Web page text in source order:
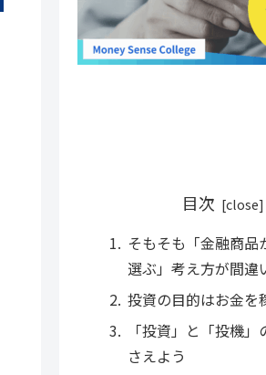
目次
そもそも「金融商品
選ぶ」考え方が間違
投資の目的はお金を
「投資」と「投機
さえよう